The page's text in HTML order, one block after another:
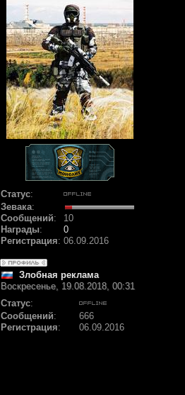
Статус:
Зевака:
Сообщений:
10
Награды:
0
Регистрация: 06.09.2016
Злобная реклама
Воскресенье, 19.08.2018, 00:31
Статус:
Сообщений:
666
Регистрация: 06.09.2016